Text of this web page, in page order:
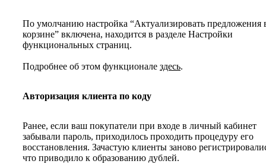
По умолчанию настройка “Актуализировать предложения
корзине” включена, находится в разделе Настройки
функциональных страниц.
Подробнее об этом функционале здесь.
Авторизация клиента по коду
Ранее, если ваш покупатели при входе в личный кабинет
забывали пароль, приходилось проходить процедуру его
восстановления. Зачастую клиенты заново
что приводило к образованию дублей.